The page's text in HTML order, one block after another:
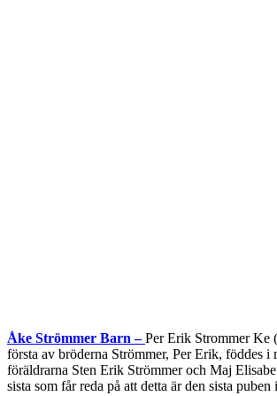
Åke Strömmer Barn –Per Erik Strommer Ke
första av bröderna Strömmer, Per Erik, föddes i
föräldrarna Sten Erik Strömmer och Maj
sista som får reda på att detta är den sista puben